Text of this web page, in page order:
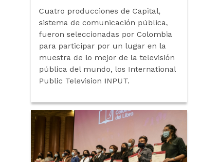
Cuatro producciones de Capital,
sistema de comunicación pública,
fueron seleccionadas por Colombia
para participar por un lugar en la
muestra de lo mejor de la televisión
pública del mundo, los International
Public Television INPUT.